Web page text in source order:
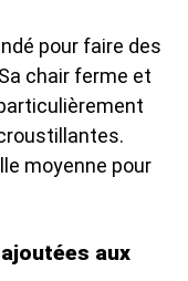
pour faire des
chair ferme et
moyenne pour
aux